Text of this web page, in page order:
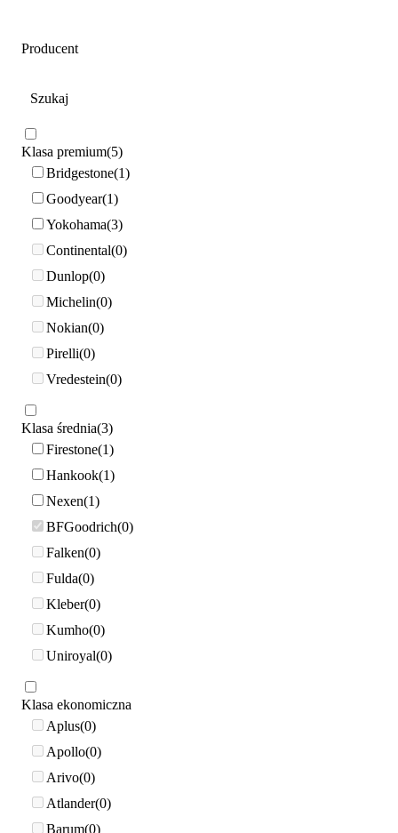
Producent
Klasa premium 5
Bridgestone 1
Goodyear 1
Yokohama 3
Continental 0
Dunlop 0
Michelin 0
Nokian 0
Pirelli 0
Vredestein 0
Klasa średnia 3
Firestone 1
Hankook 1
Nexen 1
BFGoodrich 0
Falken 0
Fulda 0
Kleber 0
Kumho 0
Uniroyal 0
Klasa ekonomiczna
Aplus 0
Apollo 0
Arivo 0
Atlander 0
Barum 0